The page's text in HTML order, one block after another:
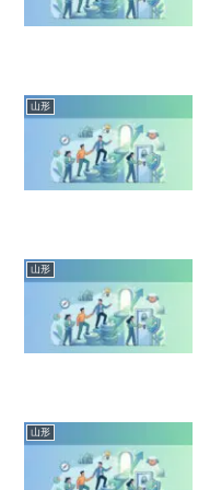
山形
山形
山形